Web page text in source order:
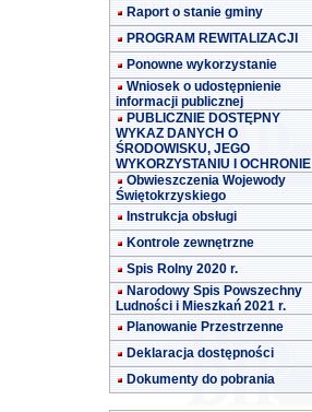
Raport o stanie gminy
PROGRAM REWITALIZACJI
Ponowne wykorzystanie
Wniosek o udostępnienie
informacji publicznej
PUBLICZNIE DOSTĘPNY
WYKAZ DANYCH O
ŚRODOWISKU, JEGO
WYKORZYSTANIU I OCHRONIE
Obwieszczenia Wojewody
Świętokrzyskiego
Instrukcja obsługi
Kontrole zewnętrzne
Spis Rolny 2020 r.
Narodowy Spis Powszechny
Ludności i Mieszkań 2021 r.
Planowanie Przestrzenne
Deklaracja dostępności
Dokumenty do pobrania